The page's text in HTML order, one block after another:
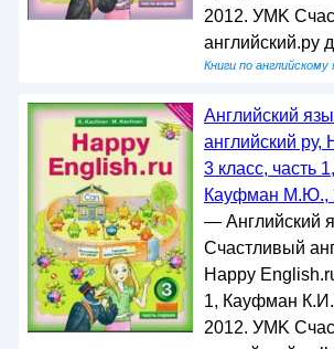
2012. УMK
английский.ру
Книги по английскому
Английский
английский ру,
3 класс, часть
Кауфман М.Ю.,
— Английский
Счастливый
Happy
1, Кауфман
2012. УMK